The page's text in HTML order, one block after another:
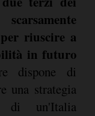
riuscire a
in futuro
dispone di
una strategia
di un'Italia